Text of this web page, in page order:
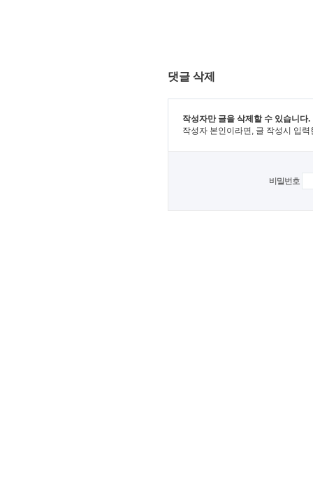
댓글 삭제
작성자만 글을 삭제할 수 있습니다.
작성자 본인이라면, 글 작성시 입
비밀번호